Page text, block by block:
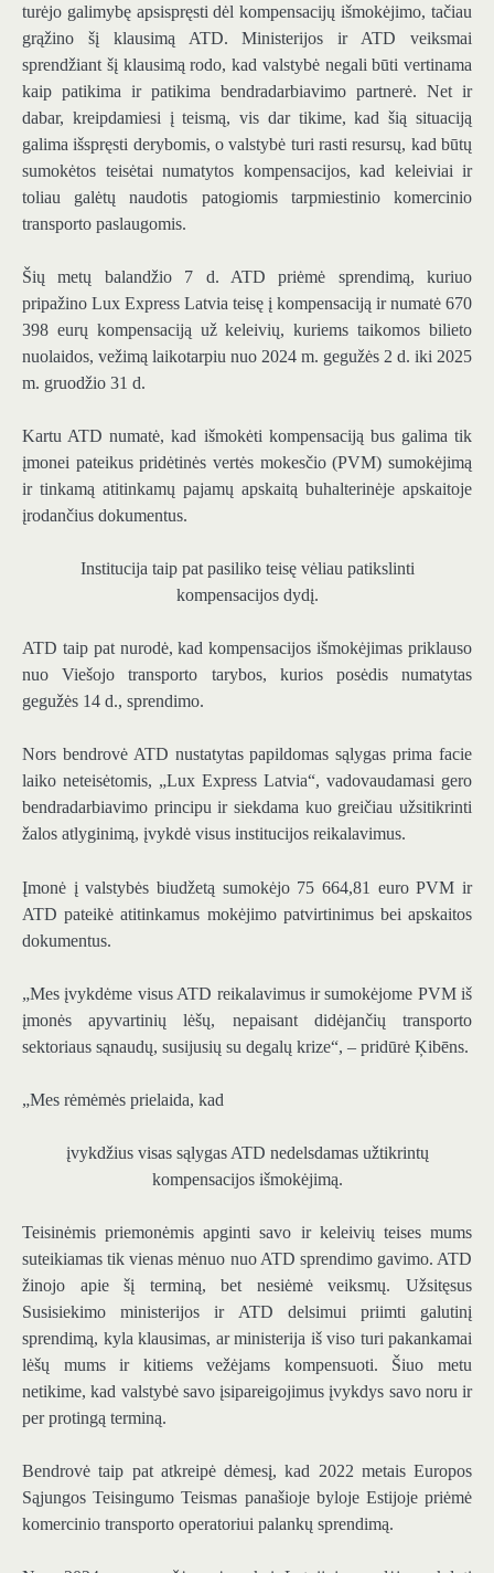
turėjo galimybę apsispręsti dėl kompensacijų išmokėjimo, tačiau
grąžino šį klausimą ATD. Ministerijos ir ATD veiksmai
sprendžiant šį klausimą rodo, kad valstybė negali būti vertinama
kaip patikima ir patikima bendradarbiavimo partnerė. Net ir
dabar, kreipdamiesi į teismą, vis dar tikime, kad šią situaciją
galima išspręsti derybomis, o valstybė turi rasti resursų, kad būtų
sumokėtos teisėtai numatytos kompensacijos, kad keleiviai ir
toliau galėtų naudotis patogiomis tarpmiestinio komercinio
transporto paslaugomis.
Šių metų balandžio 7 d. ATD priėmė sprendimą, kuriuo
pripažino Lux Express Latvia teisę į kompensaciją ir numatė 670
398 eurų kompensaciją už keleivių, kuriems taikomos bilieto
nuolaidos, vežimą laikotarpiu nuo 2024 m. gegužės 2 d. iki 2025
m. gruodžio 31 d.
Kartu ATD numatė, kad išmokėti kompensaciją bus galima tik
įmonei pateikus pridėtinės vertės mokesčio (PVM) sumokėjimą
ir tinkamą atitinkamų pajamų apskaitą buhalterinėje apskaitoje
įrodančius dokumentus.
Institucija taip pat pasiliko teisę vėliau patikslinti
kompensacijos dydį.
ATD taip pat nurodė, kad kompensacijos išmokėjimas priklauso
nuo Viešojo transporto tarybos, kurios posėdis numatytas
gegužės 14 d., sprendimo.
Nors bendrovė ATD nustatytas papildomas sąlygas prima facie
laiko neteisėtomis, „Lux Express Latvia“, vadovaudamasi gero
bendradarbiavimo principu ir siekdama kuo greičiau užsitikrinti
žalos atlyginimą, įvykdė visus institucijos reikalavimus.
Įmonė į valstybės biudžetą sumokėjo 75 664,81 euro PVM ir
ATD pateikė atitinkamus mokėjimo patvirtinimus bei apskaitos
dokumentus.
„Mes įvykdėme visus ATD reikalavimus ir sumokėjome PVM iš
įmonės apyvartinių lėšų, nepaisant didėjančių transporto
sektoriaus sąnaudų, susijusių su degalų krize“, – pridūrė Ķibēns.
„Mes rėmėmės prielaida, kad
įvykdžius visas sąlygas ATD nedelsdamas užtikrintų
kompensacijos išmokėjimą.
Teisinėmis priemonėmis apginti savo ir keleivių teises mums
suteikiamas tik vienas mėnuo nuo ATD sprendimo gavimo. ATD
žinojo apie šį terminą, bet nesiėmė veiksmų. Užsitęsus
Susisiekimo ministerijos ir ATD delsimui priimti galutinį
sprendimą, kyla klausimas, ar ministerija iš viso turi pakankamai
lėšų mums ir kitiems vežėjams kompensuoti. Šiuo metu
netikime, kad valstybė savo įsipareigojimus įvykdys savo noru ir
per protingą terminą.
Bendrovė taip pat atkreipė dėmesį, kad 2022 metais Europos
Sąjungos Teisingumo Teismas panašioje byloje Estijoje priėmė
komercinio transporto operatoriui palankų sprendimą.